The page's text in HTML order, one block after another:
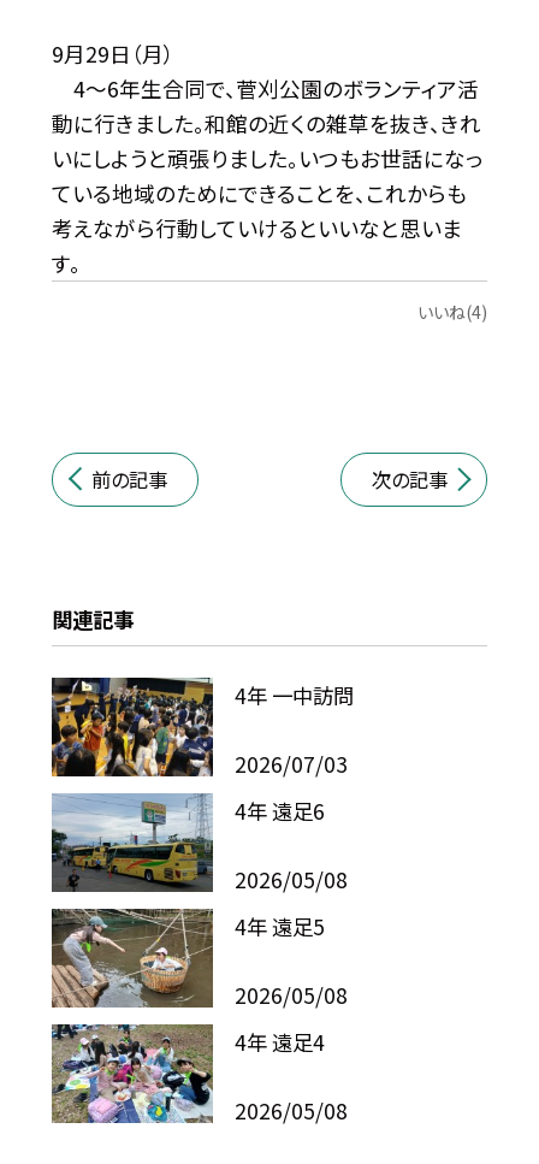
9月29日（月）
4〜6年生合同で、菅刈公園のボランティア活
動に行きました。和館の近くの雑草を抜き、きれ
いにしようと頑張りました。いつもお世話になっ
ている地域のためにできることを、これからも
考えながら行動していけるといいなと思いま
す。
いいね(4)
前の記事 次の記事
関連記事
4年 一中訪問
2026/07/03
4年 遠足6
2026/05/08
4年 遠足5
2026/05/08
4年 遠足4
2026/05/08